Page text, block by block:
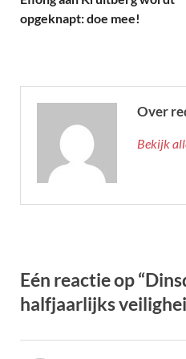
opgeknapt: doe mee!
Over
Bekijk
Eén reactie op
halfjaarlijks